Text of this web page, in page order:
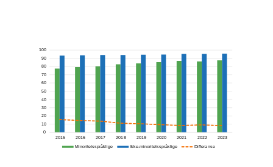
bakgrunn i figuren viser til antall barn i
barnehage med minoritetsspråklig bakgrunn
delt på alle barn med innvandrerbakgrunn.
Andelen barn med ikke-minoritetsspråklig
bakgrunn viser til antall barn i barnehage
med ikke-minoritetsspråklig bakgrunn delt
på alle barn uten innvandrerbakgrunn.